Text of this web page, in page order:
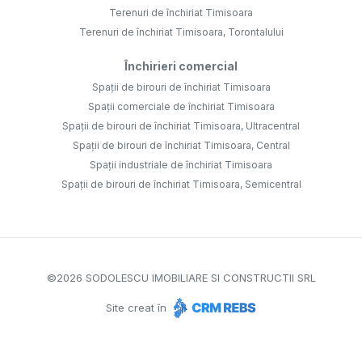
Terenuri de închiriat Timisoara
Terenuri de închiriat Timisoara, Torontalului
Închirieri comercial
Spații de birouri de închiriat Timisoara
Spații comerciale de închiriat Timisoara
Spații de birouri de închiriat Timisoara, Ultracentral
Spații de birouri de închiriat Timisoara, Central
Spații industriale de închiriat Timisoara
Spații de birouri de închiriat Timisoara, Semicentral
©2026 SODOLESCU IMOBILIARE SI CONSTRUCTII SRL
Site creat în